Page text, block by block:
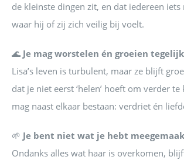
de kleinste dingen zit, en dat iedereen iets
waar hij of zij zich veilig bij voelt.
🌊 Je mag worstelen én groeien tegelijk
Lisa’s leven is turbulent, maar ze blijft
dat je niet eerst ‘helen’ hoeft om verder
mag naast elkaar bestaan: verdriet én
🌱 Je bent niet wat je hebt
Ondanks alles wat haar is overkomen,